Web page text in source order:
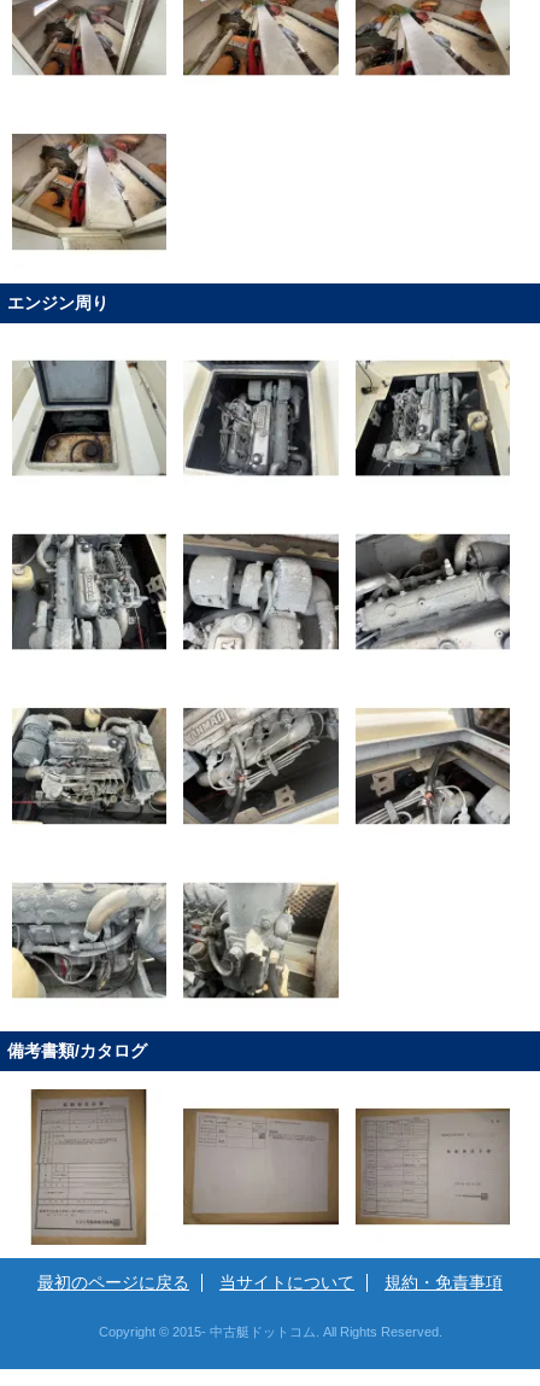
エンジン周り
備考書類/カタログ
最初のページに戻る 当サイトについて 規約・免責事項
Copyright © 2015- 中古艇ドットコム. All Rights Reserved.